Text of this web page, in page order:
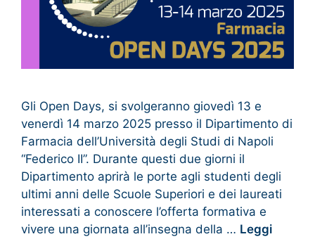
Gli Open Days, si svolgeranno giovedì 13 e
venerdì 14 marzo 2025 presso il Dipartimento di
Farmacia dell’Università degli Studi di Napoli
“Federico II”. Durante questi due giorni il
Dipartimento aprirà le porte agli studenti degli
ultimi anni delle Scuole Superiori e dei laureati
interessati a conoscere l’offerta formativa e
vivere una giornata all’insegna della … Leggi